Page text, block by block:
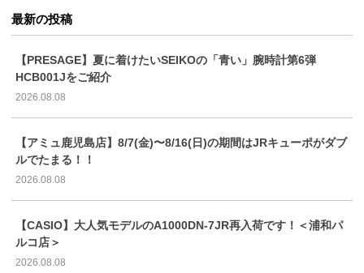
最新の投稿
【PRESAGE】夏に着けたいSEIKOの「青い」腕時計第6弾
HCB001Jをご紹介
2026.08.08
【アミュ鹿児島店】8/7(金)〜8/16(日)の期間はJRキューポがダブ
ルでたまる！！
2026.08.08
【CASIO】大人気モデルのA1000DN-7JR再入荷です！＜浦和パ
ルコ店＞
2026.08.08